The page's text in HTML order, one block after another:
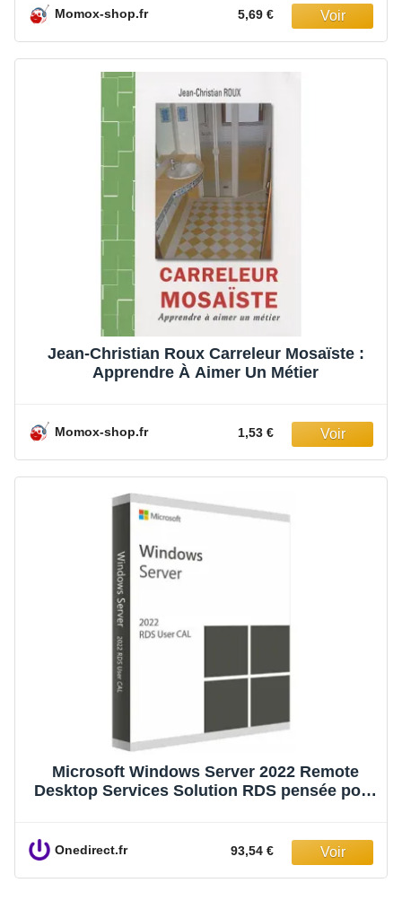
Momox-shop.fr 5,69 €
Jean-Christian Roux Carreleur Mosaïste :
Apprendre À Aimer Un Métier
Momox-shop.fr 1,53 €
Microsoft Windows Server 2022 Remote
Desktop Services Solution RDS pensée pour
Onedirect.fr 93,54 €